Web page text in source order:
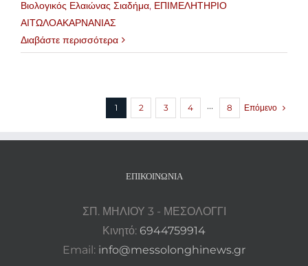
Βιολογικός Ελαιώνας Σιαδήμα, ΕΠΙΜΕΛΗΤΗΡΙΟ
ΑΙΤΩΛΟΑΚΑΡΝΑΝΙΑΣ
Διαβάστε περισσότερα
1 2 3 4 ··· 8 Επόμενο
ΕΠΙΚΟΙΝΩΝΊΑ
ΣΠ. ΜΗΛΙΟΥ 3 - ΜΕΣΟΛΟΓΓΙ
Κινητό: 6944759914
Email: info@messolonghinews.gr